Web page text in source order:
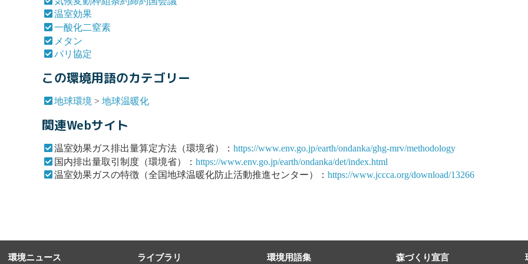
温室効果
一酸化二窒素
メタン
パリ協定
この環境用語のカテゴリー
地球環境 >地球温暖化
関連Webサイト
温室効果ガス排出量算定方法（環境省）：https://www.env.go.jp/earth/ondanka/ghg-mrv/methodology
国内排出量取引制度（環境省）：https://www.env.go.jp/earth/ondanka/det/index.html
温室効果ガスの特徴（全国地球温暖化防止活動推進センター）：https://www.jccca.org/download/13266
環境ニュース ライブラリ 環境用語集 森づくり宣言